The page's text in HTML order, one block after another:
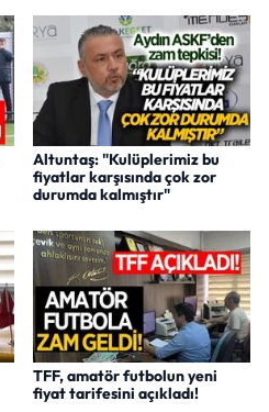
Altuntaş: "Kulüplerimiz bu
fiyatlar karşısında çok zor
durumda kalmıştır"
TFF, amatör futbolun yeni
fiyat tarifesini açıkladı!